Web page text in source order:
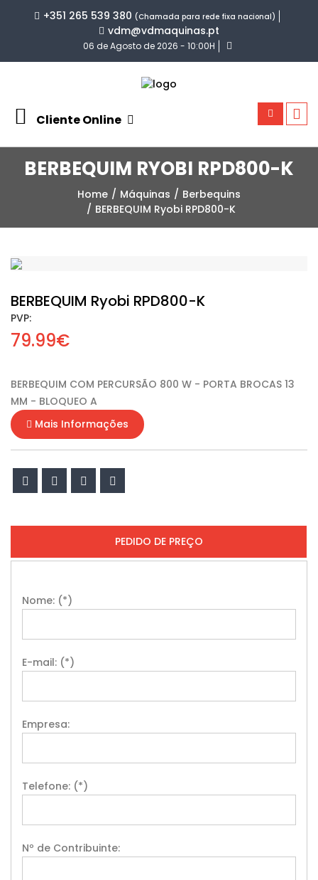
+351 265 539 380 (Chamada para rede fixa nacional)
vdm@vdmaquinas.pt
06 de Agosto de 2026 - 10:00H
Cliente Online
BERBEQUIM RYOBI RPD800-K
Home Máquinas
Berbequins
BERBEQUIM Ryobi RPD800-K
BERBEQUIM Ryobi RPD800-K
PVP:
79.99€
BERBEQUIM COM PERCURSÃO 800 W - PORTA BROCAS 13
MM - BLOQUEO A
Mais Informações
PEDIDO DE PREÇO
Nome: (*)
E-mail: (*)
Empresa:
Telefone: (*)
Nº de Contribuinte: